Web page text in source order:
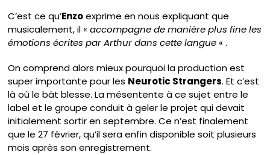
C’est ce qu’Enzoexprime en nous expliquant que
musicalement, il «accompagne de manière plus fine les
émotions écritespar Arthurdans cette langue« .
On comprend alors mieux pourquoi la production est
super importante pour les Neurotic Strangers. Et c’est
là où le bât blesse. La mésentente à ce sujet entre le
label et le groupe conduit à geler le projet qui devait
initialement sortir en septembre. Ce n’est finalement
que le 27 février, qu’il sera enfin disponible soit plusieurs
mois après son enregistrement.